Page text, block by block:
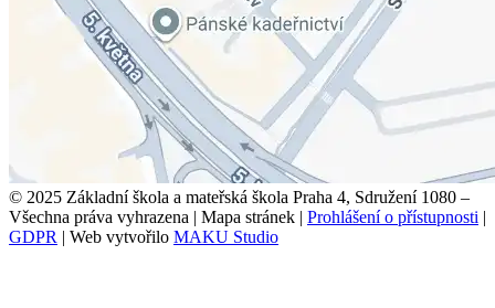
© 2025 Základní škola a mateřská škola Praha 4, Sdružení 1080 –
Všechna práva vyhrazena | Mapa stránek | Prohlášení o přístupnosti |
GDPR | Web vytvořilo MAKU Studio